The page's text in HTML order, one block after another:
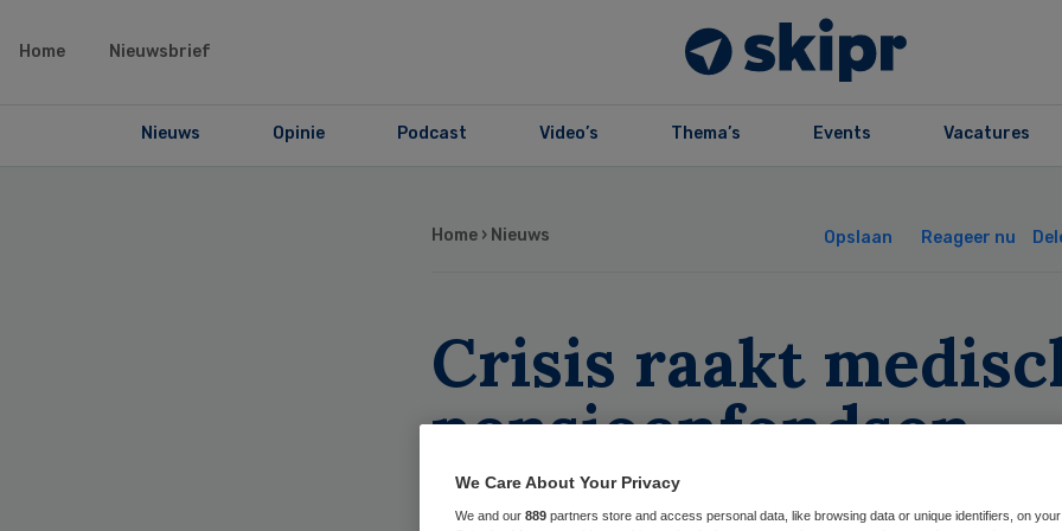
Home Nieuwsbrief
Nieuws Opinie Podcast Video’s Thema’s Events Vacatures
Home › Nieuws Opslaan Reageer nu
Crisis raakt
pensioenfondsen
We Care About Your Privacy
We and our 889 partners store and access personal data, like browsing data or unique identifiers, on